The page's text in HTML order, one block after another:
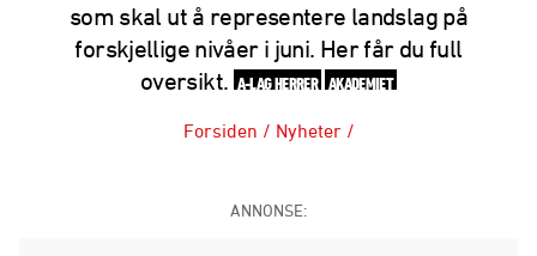
som skal ut å representere landslag på
forskjellige nivåer i juni. Her får du full
oversikt. A-LAG HERRER AKADEMIET
Forsiden / Nyheter /
ANNONSE: